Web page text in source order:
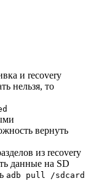
и recovery
нельзя, то
вернуть
из recovery
данные на SD
adb pull /sdcard